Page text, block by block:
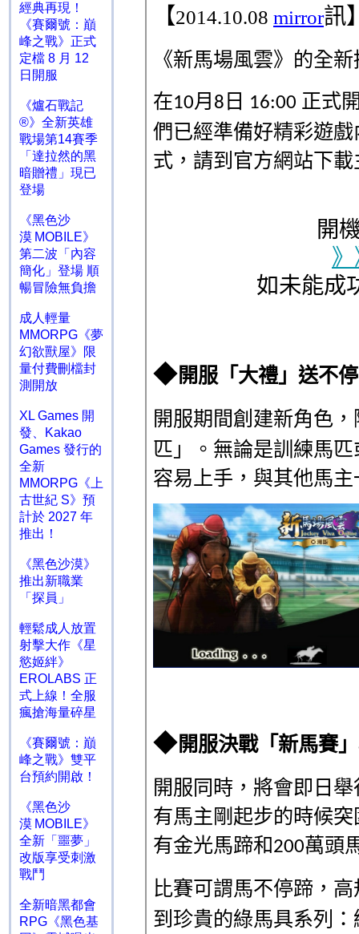
經典再現！
《賽爾號：巔
峰之戰》正式
定檔 8 月 12
日開服
《爐石戰記
®》全新英雄
戰場第14賽季
「達拉然的黑
暗贈禮」現已
登場
《黑色沙
漠 MOBILE》
第二波「內容
簡化」登場 順
暢冒險無負擔
成人輕量
MMORPG《夢
幻欲獸屋》限
量付費刪檔封
測開放
XL Games 開
發、Kakao
Games 發行的
全新
MMORPG《上
古世紀 S》預
計於 2027 年
推出！
《黑色沙漠》
推出新職業
「探員」
輕鬆成人放置
射擊大作《星
慾姬絆》
EROLABS 正
式上線！全服
瘋搶海量碎星
《賽爾號：巔
峰之戰》雙平
台預約開啟！
《黑色沙
漠 MOBILE》
全新「噩夢」
改版享受刺激
戰鬥
全新暗黑都會
RPG《黑色基